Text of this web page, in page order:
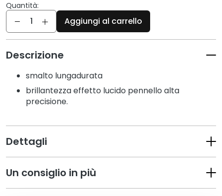
e
n
t
i
e
t
r
n
t
i
M
Quantità:
Quantità Aggiungi al carrello
Descrizione
smalto lungadurata
brillantezza effetto lucido pennello alta
precisione.
Dettagli
Un consiglio in più